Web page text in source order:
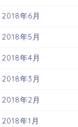
2018年6月
2018年5月
2018年4月
2018年3月
2018年2月
2018年1月